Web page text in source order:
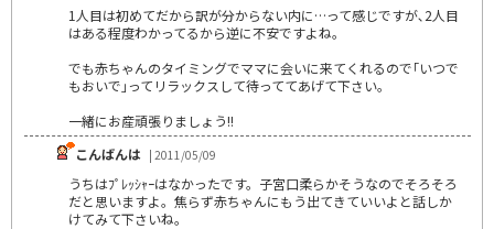
1人目は初めてだから訳が分からない内に…って感じですが､2人目
はある程度わかってるから逆に不安ですよね｡
でも赤ちゃんのタイミングでママに会いに来てくれるので｢いつで
もおいで｣ってリラックスして待っててあげて下さい｡
一緒にお産頑張りましょう!!
こんばんは | 2011/05/09
うちはﾌﾟﾚｯｼｬｰはなかったです。子宮口柔らかそうなのでそろそろ
だと思いますよ。焦らず赤ちゃんにもう出てきていいよと話しか
けてみて下さいね。